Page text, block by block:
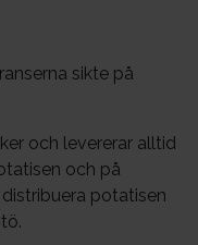
sikte på
och levererar alltid
och på
potatisen